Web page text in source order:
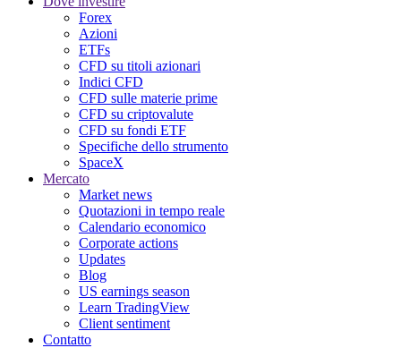
Forex
Azioni
ETFs
CFD su titoli azionari
Indici CFD
CFD sulle materie prime
CFD su criptovalute
CFD su fondi ETF
Specifiche dello strumento
SpaceX
Mercato
Market news
Quotazioni in tempo reale
Calendario economico
Corporate actions
Updates
Blog
US earnings season
Learn TradingView
Client sentiment
Contatto